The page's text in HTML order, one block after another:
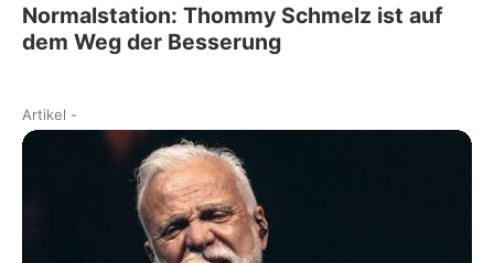
Normalstation: Thommy Schmelz ist auf
dem Weg der Besserung
Artikel -